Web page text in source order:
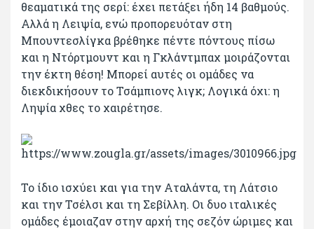
θεαματικά της σερί: έχει πετάξει ήδη 14 βαθμούς.
Αλλά η Λειψία, ενώ προπορευόταν στη
Μπουντεσλίγκα βρέθηκε πέντε πόντους πίσω
και η Ντόρτμουντ και η Γκλάντμπαχ μοιράζονται
την έκτη θέση! Μπορεί αυτές οι ομάδες να
διεκδικήσουν το Τσάμπιονς λιγκ; Λογικά όχι: η
Ληψία χθες το χαιρέτησε.
Το ίδιο ισχύει και για την Αταλάντα, τη Λάτσιο
και την Τσέλσι και τη Σεβίλλη. Οι δυο ιταλικές
ομάδες έμοιαζαν στην αρχή της σεζόν ώριμες και